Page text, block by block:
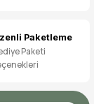
Paketleme
Paketi